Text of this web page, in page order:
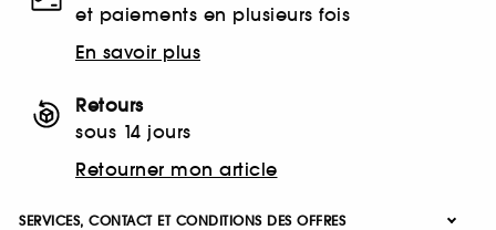
et paiements en plusieurs fois
En savoir plus
Retours
sous 14 jours
Retourner mon article
SERVICES, CONTACT ET CONDITIONS DES OFFRES